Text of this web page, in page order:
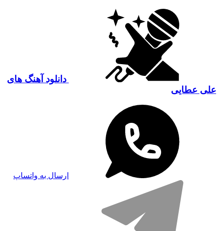
دانلود آهنگ های
علی عطایی
ارسال به واتساپ